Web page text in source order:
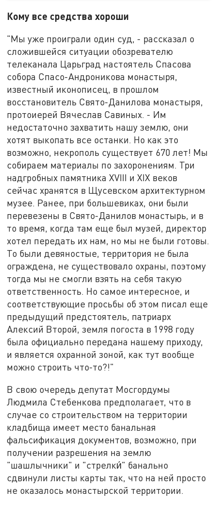
Кому все средства хороши
"Мы уже проиграли один суд, - рассказал о
сложившейся ситуации обозревателю
телеканала Царьград настоятель Спасова
собора Спасо-Андроникова монастыря,
известный иконописец, в прошлом
восстановитель Свято-Данилова монастыря,
протоиерей Вячеслав Савиных. - Им
недостаточно захватить нашу землю, они
хотят выкопать все останки. Но как это
возможно, некрополь существует 670 лет! Мы
собираем материалы по захоронениям. Три
надгробных памятника XVIII и XIX веков
сейчас хранятся в Щусевском архитектурном
музее. Ранее, при большевиках, они были
перевезены в Свято-Данилов монастырь, и в
то время, когда там еще был музей, директор
хотел передать их нам, но мы не были готовы.
То были девяностые, территория не была
ограждена, не существовало охраны, поэтому
тогда мы не смогли взять на себя такую
ответственность. Но самое интересное, и
соответствующие просьбы об этом писал еще
предыдущий предстоятель, патриарх
Алексий Второй, земля погоста в 1998 году
была официально передана нашему приходу,
и является охранной зоной, как тут вообще
можно строить что-то?!"
В свою очередь депутат Мосгордумы
Людмила Стебенкова предполагает, что в
случае со строительством на территории
кладбища имеет место банальная
фальсификация документов, возможно, при
получении разрешения на землю
"шашлычники" и "стрелки́" банально
сдвинули листы карты так, что на ней просто
не оказалось монастырской территории.